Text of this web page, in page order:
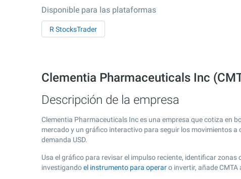
Disponible para las plataformas
R StocksTrader
Clementia Pharmaceuticals Inc
Descripción de la empresa
Clementia Pharmaceuticals Inc es una empresa que cotiza en
mercado y un gráfico interactivo para seguir los movimientos
demanda USD.
Usa el gráfico para revisar el impulso reciente, identificar
investigandoel instrumento para operaro invertir, añade